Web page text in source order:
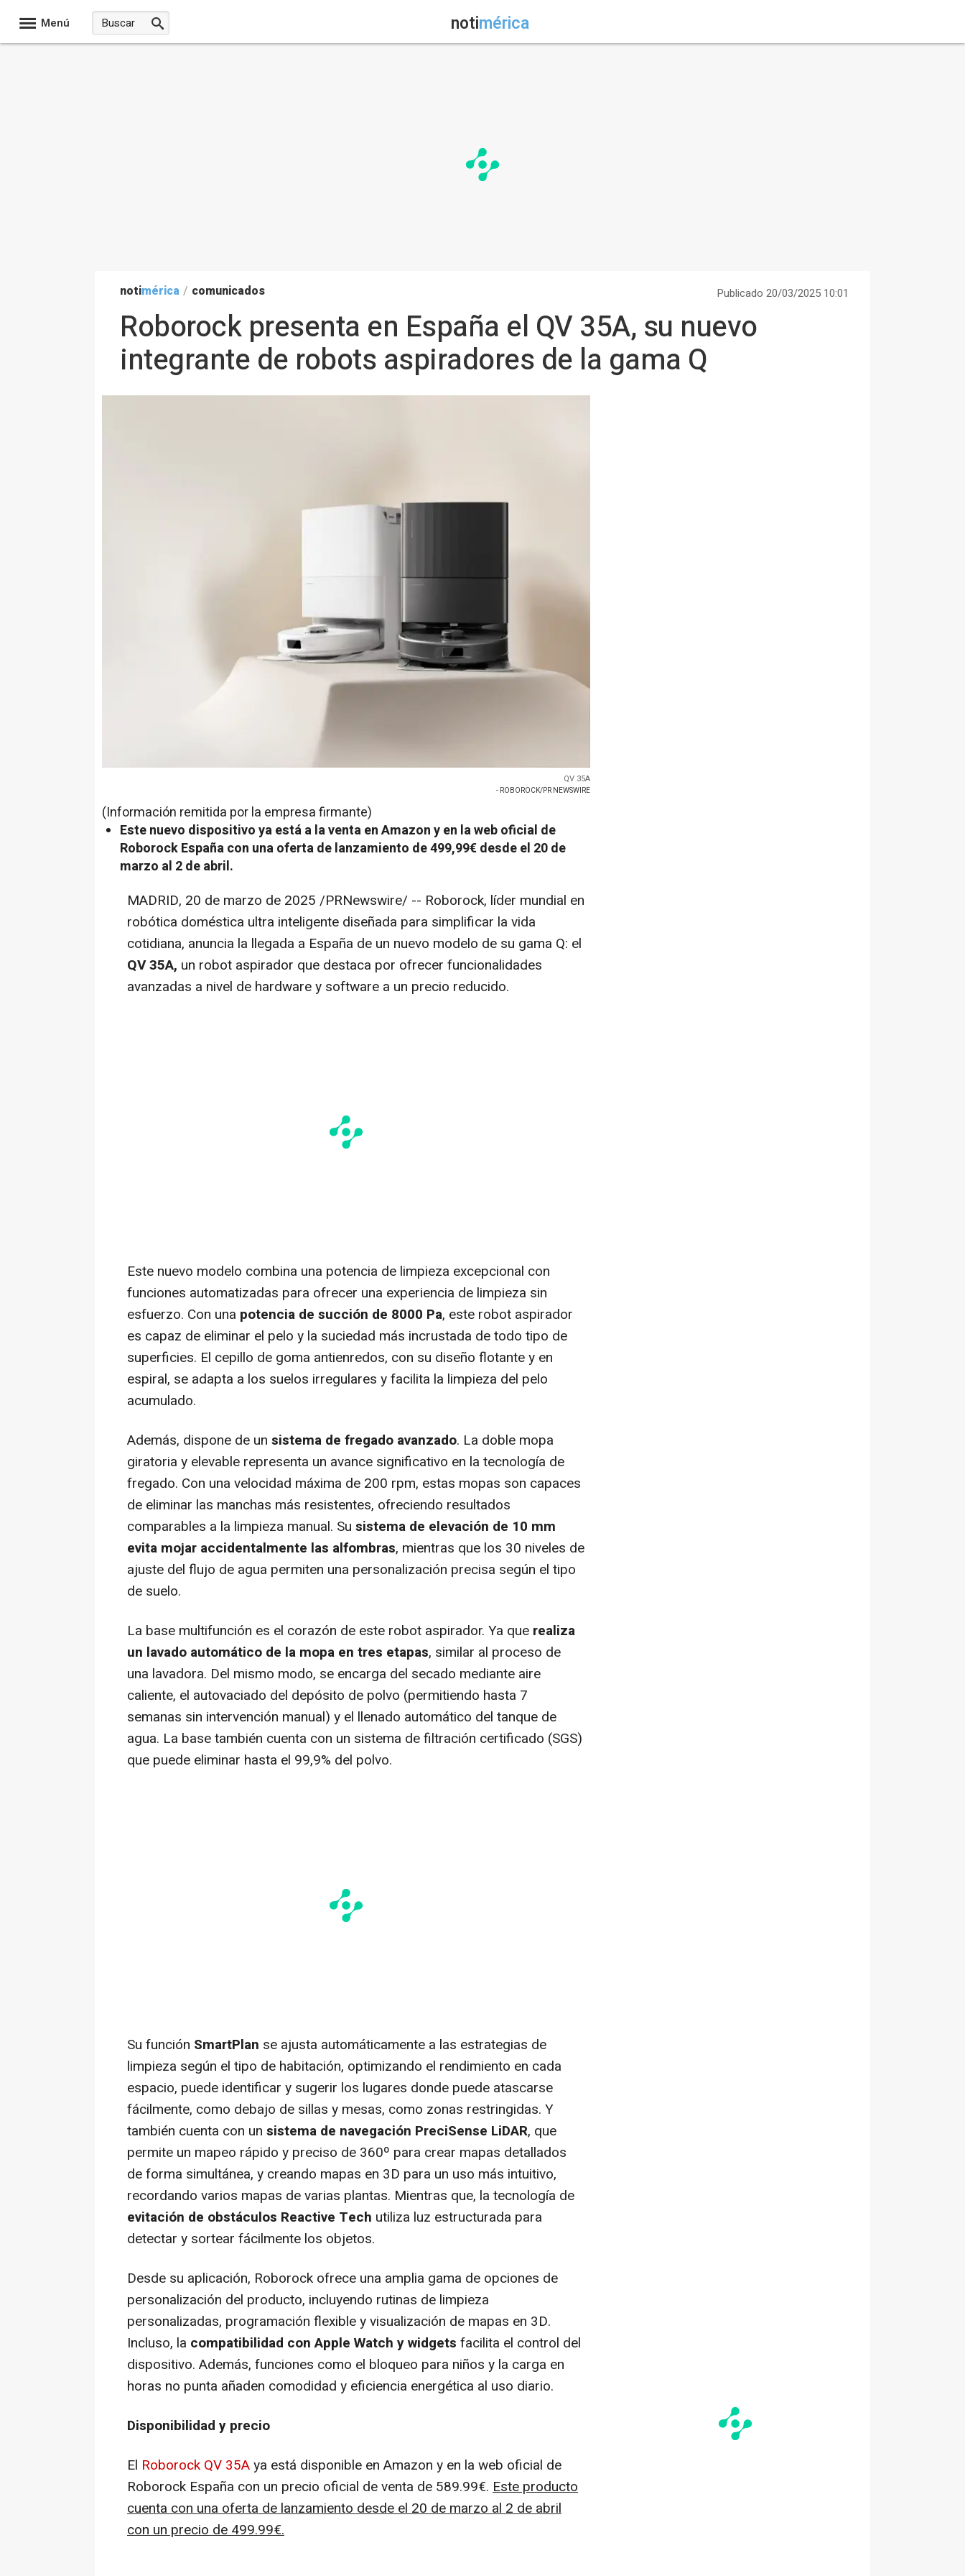
Menú notimérica
notimérica / comunicados Publicado 20/03/2025 10:01
Roborock presenta en España el QV 35A, su nuevo
integrante de robots aspiradores de la gama Q
QV 35A
- ROBOROCK/PR NEWSWIRE
(Información remitida por la empresa firmante)
Este nuevo dispositivo ya está a la venta en Amazon y en la web oficial de
Roborock España con una oferta de lanzamiento de 499,99€ desde el 20 de
marzo al 2 de abril.
MADRID, 20 de marzo de 2025 /PRNewswire/ -- Roborock, líder mundial en
robótica doméstica ultra inteligente diseñada para simplificar la vida
cotidiana, anuncia la llegada a España de un nuevo modelo de su gama Q: el
QV 35A, un robot aspirador que destaca por ofrecer funcionalidades
avanzadas a nivel de hardware y software a un precio reducido.
Este nuevo modelo combina una potencia de limpieza excepcional con
funciones automatizadas para ofrecer una experiencia de limpieza sin
esfuerzo. Con una potencia de succión de 8000 Pa, este robot aspirador
es capaz de eliminar el pelo y la suciedad más incrustada de todo tipo de
superficies. El cepillo de goma antienredos, con su diseño flotante y en
espiral, se adapta a los suelos irregulares y facilita la limpieza del pelo
acumulado.
Además, dispone de un sistema de fregado avanzado. La doble mopa
giratoria y elevable representa un avance significativo en la tecnología de
fregado. Con una velocidad máxima de 200 rpm, estas mopas son capaces
de eliminar las manchas más resistentes, ofreciendo resultados
comparables a la limpieza manual. Su sistema de elevación de 10 mm
evita mojar accidentalmente las alfombras, mientras que los 30 niveles de
ajuste del flujo de agua permiten una personalización precisa según el tipo
de suelo.
La base multifunción es el corazón de este robot aspirador. Ya que realiza
un lavado automático de la mopa en tres etapas, similar al proceso de
una lavadora. Del mismo modo, se encarga del secado mediante aire
caliente, el autovaciado del depósito de polvo (permitiendo hasta 7
semanas sin intervención manual) y el llenado automático del tanque de
agua. La base también cuenta con un sistema de filtración certificado (SGS)
que puede eliminar hasta el 99,9% del polvo.
Su función SmartPlan se ajusta automáticamente a las estrategias de
limpieza según el tipo de habitación, optimizando el rendimiento en cada
espacio, puede identificar y sugerir los lugares donde puede atascarse
fácilmente, como debajo de sillas y mesas, como zonas restringidas. Y
también cuenta con un sistema de navegación PreciSense LiDAR, que
permite un mapeo rápido y preciso de 360º para crear mapas detallados
de forma simultánea, y creando mapas en 3D para un uso más intuitivo,
recordando varios mapas de varias plantas. Mientras que, la tecnología de
evitación de obstáculos Reactive Tech utiliza luz estructurada para
detectar y sortear fácilmente los objetos.
Desde su aplicación, Roborock ofrece una amplia gama de opciones de
personalización del producto, incluyendo rutinas de limpieza
personalizadas, programación flexible y visualización de mapas en 3D.
Incluso, la compatibilidad con Apple Watch y widgets facilita el control del
dispositivo. Además, funciones como el bloqueo para niños y la carga en
horas no punta añaden comodidad y eficiencia energética al uso diario.
Disponibilidad y precio
El Roborock QV 35Aya está disponible en Amazon y en la web oficial de
Roborock España con un precio oficial de venta de 589.99€. Este producto
cuenta con una oferta de lanzamiento desde el 20 de marzo al 2 de abril
con un precio de 499.99€.